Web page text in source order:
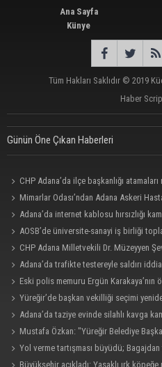
Ana Sayfa
Künye
Tüm Hakları Saklıdır © 2019
Haber
Günün Öne Çıkan Haberleri
CHP Adana’da ilçe başkanlığı
Mimarlar Odası’ndan Adana Askeri
amaç dışı kullanılmamalı”
Adana’da internet kablosu hırsızlığı
internet erişimi kesildi
AOSB’de üniversite-sanayi iş birliği
CHP Adana Milletvekili Dr. Müzeyyen
birliği sağlanmalı”
Adana’da trafikte testereyle saldırı
Eski polis memuru Ergün Karakaya’nın
görüntüleri ortaya çıktı
Yüreğir’de başkan vekilliği seçimi
Adana’da taziye evinde silahlı kavga
yerine sevk edildi
Mustafa Özkan: "Yüreğir Belediye
süreç başlatıldı"
Yol verme tartışması büyüdü;
yürüdü
Büyükşehir açıkladı: Yasaklı ırk